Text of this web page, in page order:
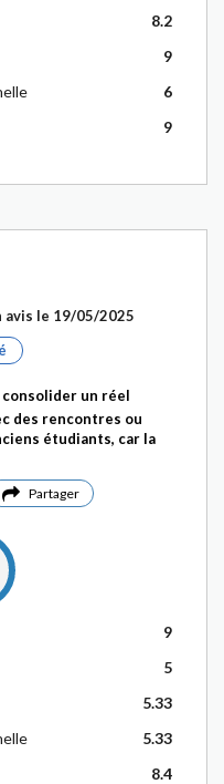
8.2
9
6
9
avis le 19/05/2025
un réel
des rencontres ou
étudiants, car la
Partager
9
5
5.33
5.33
8.4